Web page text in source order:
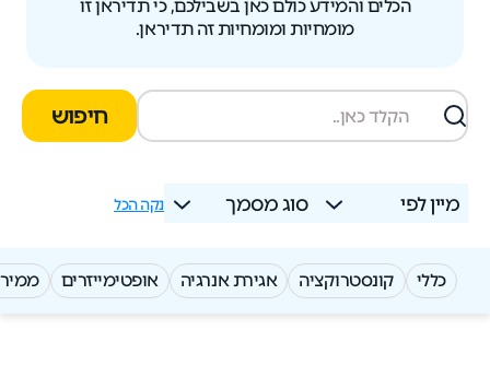
הכלים והמידע כולם כאן בשבילכם, כי תדיראן זו
מומחיות ומומחיות זה תדיראן.
חיפוש
במסמכים
חיפוש
מיין לפי סוג מסמך נקה הכל
כללי קונסטרוקציה אגירת אנרגיה אופטימייזרים